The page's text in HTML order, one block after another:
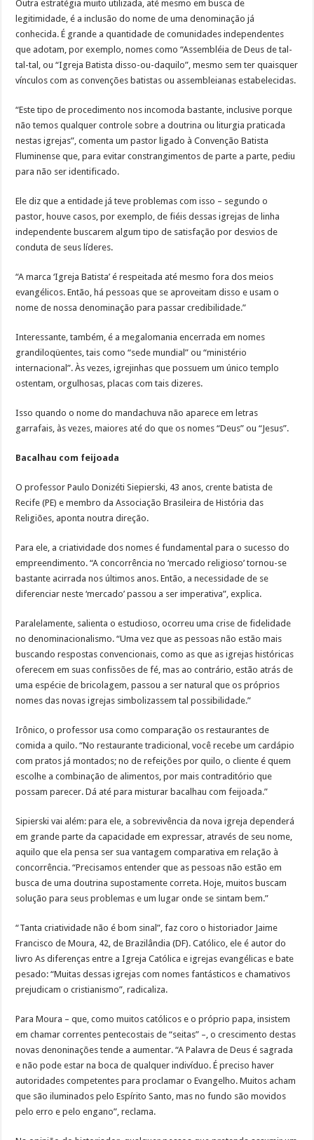
Outra estratégia muito utilizada, até mesmo em busca de
legitimidade, é a inclusão do nome de uma denominação já
conhecida. É grande a quantidade de comunidades independentes
que adotam, por exemplo, nomes como “Assembléia de Deus de tal-
tal-tal, ou “Igreja Batista disso-ou-daquilo”, mesmo sem ter quaisquer
vínculos com as convenções batistas ou assembleianas estabelecidas.
“Este tipo de procedimento nos incomoda bastante, inclusive porque
não temos qualquer controle sobre a doutrina ou liturgia praticada
nestas igrejas”, comenta um pastor ligado à Convenção Batista
Fluminense que, para evitar constrangimentos de parte a parte, pediu
para não ser identificado.
Ele diz que a entidade já teve problemas com isso – segundo o
pastor, houve casos, por exemplo, de fiéis dessas igrejas de linha
independente buscarem algum tipo de satisfação por desvios de
conduta de seus líderes.
“A marca ‘Igreja Batista’ é respeitada até mesmo fora dos meios
evangélicos. Então, há pessoas que se aproveitam disso e usam o
nome de nossa denominação para passar credibilidade.”
Interessante, também, é a megalomania encerrada em nomes
grandiloqüentes, tais como “sede mundial” ou “ministério
internacional”. Às vezes, igrejinhas que possuem um único templo
ostentam, orgulhosas, placas com tais dizeres.
Isso quando o nome do mandachuva não aparece em letras
garrafais, às vezes, maiores até do que os nomes “Deus” ou “Jesus”.
Bacalhau com feijoada
O professor Paulo Donizéti Siepierski, 43 anos, crente batista de
Recife (PE) e membro da Associação Brasileira de História das
Religiões, aponta noutra direção.
Para ele, a criatividade dos nomes é fundamental para o sucesso do
empreendimento. “A concorrência no ‘mercado religioso’ tornou-se
bastante acirrada nos últimos anos. Então, a necessidade de se
diferenciar neste ‘mercado’ passou a ser imperativa”, explica.
Paralelamente, salienta o estudioso, ocorreu uma crise de fidelidade
no denominacionalismo. “Uma vez que as pessoas não estão mais
buscando respostas convencionais, como as que as igrejas históricas
oferecem em suas confissões de fé, mas ao contrário, estão atrás de
uma espécie de bricolagem, passou a ser natural que os próprios
nomes das novas igrejas simbolizassem tal possibilidade.”
Irônico, o professor usa como comparação os restaurantes de
comida a quilo. “No restaurante tradicional, você recebe um cardápio
com pratos já montados; no de refeições por quilo, o cliente é quem
escolhe a combinação de alimentos, por mais contraditório que
possam parecer. Dá até para misturar bacalhau com feijoada.”
Sipierski vai além: para ele, a sobrevivência da nova igreja dependerá
em grande parte da capacidade em expressar, através de seu nome,
aquilo que ela pensa ser sua vantagem comparativa em relação à
concorrência. “Precisamos entender que as pessoas não estão em
busca de uma doutrina supostamente correta. Hoje, muitos buscam
solução para seus problemas e um lugar onde se sintam bem.”
“Tanta criatividade não é bom sinal”, faz coro o historiador Jaime
Francisco de Moura, 42, de Brazilândia (DF). Católico, ele é autor do
livro As diferenças entre a Igreja Católica e igrejas evangélicas e bate
pesado: “Muitas dessas igrejas com nomes fantásticos e chamativos
prejudicam o cristianismo”, radicaliza.
Para Moura – que, como muitos católicos e o próprio papa, insistem
em chamar correntes pentecostais de “seitas” –, o crescimento destas
novas denoninações tende a aumentar. “A Palavra de Deus é sagrada
e não pode estar na boca de qualquer indivíduo. É preciso haver
autoridades competentes para proclamar o Evangelho. Muitos acham
que são iluminados pelo Espírito Santo, mas no fundo são movidos
pelo erro e pelo engano”, reclama.